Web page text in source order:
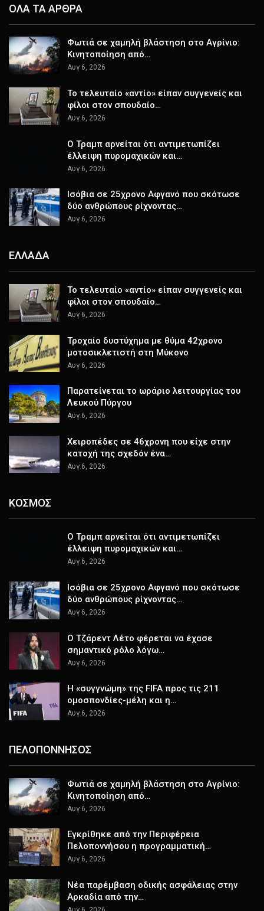
ΟΛΑ ΤΑ ΑΡΘΡΑ
Φωτιά σε χαμηλή βλάστηση στο Αγρίνιο:
Κινητοποίηση από…
Αυγ 6, 2026
Το τελευταίο «αντίο» είπαν συγγενείς και
φίλοι στον σπουδαίο…
Αυγ 6, 2026
Ο Τραμπ αρνείται ότι αντιμετωπίζει
έλλειψη πυρομαχικών και…
Αυγ 6, 2026
Ισόβια σε 25χρονο Αφγανό που σκότωσε
δύο ανθρώπους ρίχνοντας…
Αυγ 6, 2026
ΕΛΛΑΔΑ
Το τελευταίο «αντίο» είπαν συγγενείς και
φίλοι στον σπουδαίο…
Αυγ 6, 2026
Τροχαίο δυστύχημα με θύμα 42χρονο
μοτοσικλετιστή στη Μύκονο
Αυγ 6, 2026
Παρατείνεται το ωράριο λειτουργίας του
Λευκού Πύργου
Αυγ 6, 2026
Χειροπέδες σε 46χρονη που είχε στην
κατοχή της σχεδόν ένα…
Αυγ 6, 2026
ΚΟΣΜΟΣ
Ο Τραμπ αρνείται ότι αντιμετωπίζει
έλλειψη πυρομαχικών και…
Αυγ 6, 2026
Ισόβια σε 25χρονο Αφγανό που σκότωσε
δύο ανθρώπους ρίχνοντας…
Αυγ 6, 2026
Ο Τζάρεντ Λέτο φέρεται να έχασε
σημαντικό ρόλο λόγω…
Αυγ 6, 2026
Η «συγγνώμη» της FIFA προς τις 211
ομοσπονδίες-μέλη και η…
Αυγ 6, 2026
ΠΕΛΟΠΟΝΝΗΣΟΣ
Φωτιά σε χαμηλή βλάστηση στο Αγρίνιο:
Κινητοποίηση από…
Αυγ 6, 2026
Εγκρίθηκε από την Περιφέρεια
Πελοποννήσου η προγραμματική…
Αυγ 6, 2026
Νέα παρέμβαση οδικής ασφάλειας στην
Αρκαδία από την…